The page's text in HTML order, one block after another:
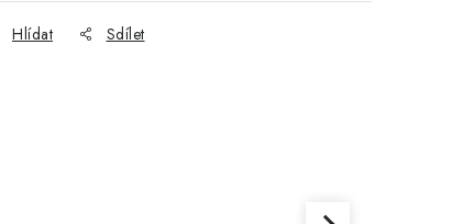
Hlídat Sdílet